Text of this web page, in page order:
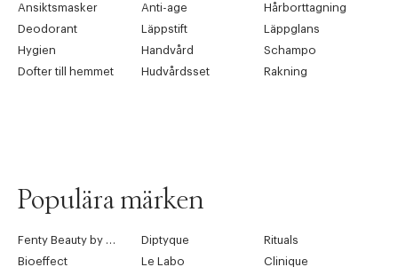
Ansiktsmasker
Anti-age
Hårborttagning
Deodorant
Läppstift
Läppglans
Hygien
Handvård
Schampo
Dofter till hemmet
Hudvårdsset Rakning
Populära märken
Diptyque
Rituals
Bioeffect
Le Labo
Clinique